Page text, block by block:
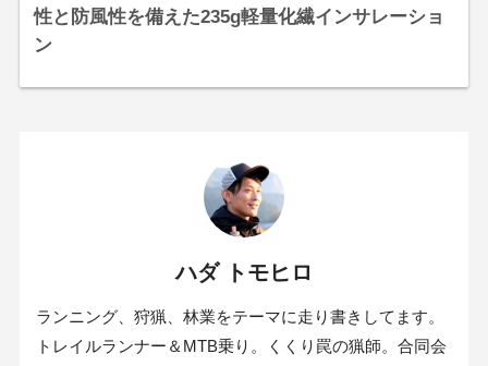
性と防風性を備えた235g軽量化繊インサレーショ
ン
ハダ トモヒロ
ランニング、狩猟、林業をテーマに走り書きしてます。
トレイルランナー＆MTB乗り。くくり罠の猟師。合同会